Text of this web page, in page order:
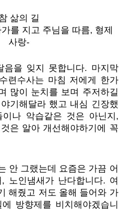
삶의 길
를 지고 주님을 따름, 형제
사랑-
음을 잊지 못합니다. 마지막
련수사는 마침 저에게 한가
많이 눈치를 보며 주저하길
기해달라 했고 내심 긴장했
나 악습같은 것은 아닌지,
은 알아 개선해야하기에 꼭
안 그랬는데 요즘은 가끔 어
노인냄새가 난다합니다. 여
해줬고 저도 올해 들어와 가
방향제를 비치해야겠습니